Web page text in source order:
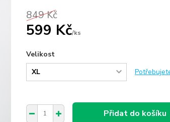
849 Kč
599 Kč/ks
Velikost
Přidat do košíku